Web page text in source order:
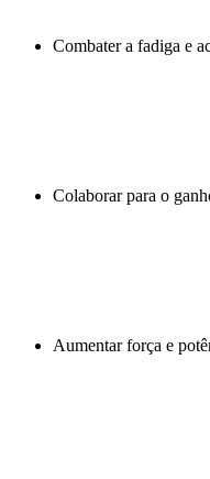
Combater a fadiga e
Colaborar para o
Aumentar força e